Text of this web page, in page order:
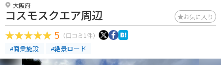
大阪府
コスモスクエア周辺 お気に入り
5 （口コミ1件）
#商業施設 #絶景ロード